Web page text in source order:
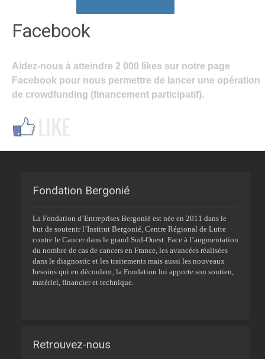
Facebook
Aidez-nous à atteindre 2 000 likes sur notre page
Facebook pour nous permettre de lancer une opération
de crowdfunding (financement participatif).
Fondation Bergonié
La Fondation d’Entreprises Bergonié est née en 2011 dans le
but de soutenir l’Institut Bergonié, Centre Régional de Lutte
contre le Cancer dans le grand Sud-Ouest. Face à l’augmentation
du nombre de cas de cancers en France, les avancées réalisées
dans le diagnostic et les traitements mais aussi les nouveaux
besoins qui en découlent, la Fondation lui apporte son soutien,
matériel, financier et technique.
Retrouvez-nous